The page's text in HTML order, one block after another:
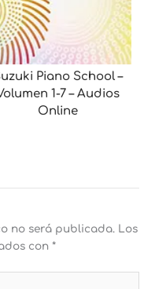
Piano School –
1-7 – Audios
Online
no será publicada. Los
con *